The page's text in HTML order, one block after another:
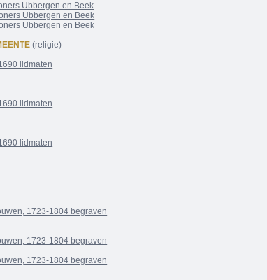
Ubbergen en Beek
Ubbergen en Beek
Ubbergen en Beek
(religie)
lidmaten
lidmaten
lidmaten
1723-1804 begraven
1723-1804 begraven
1723-1804 begraven